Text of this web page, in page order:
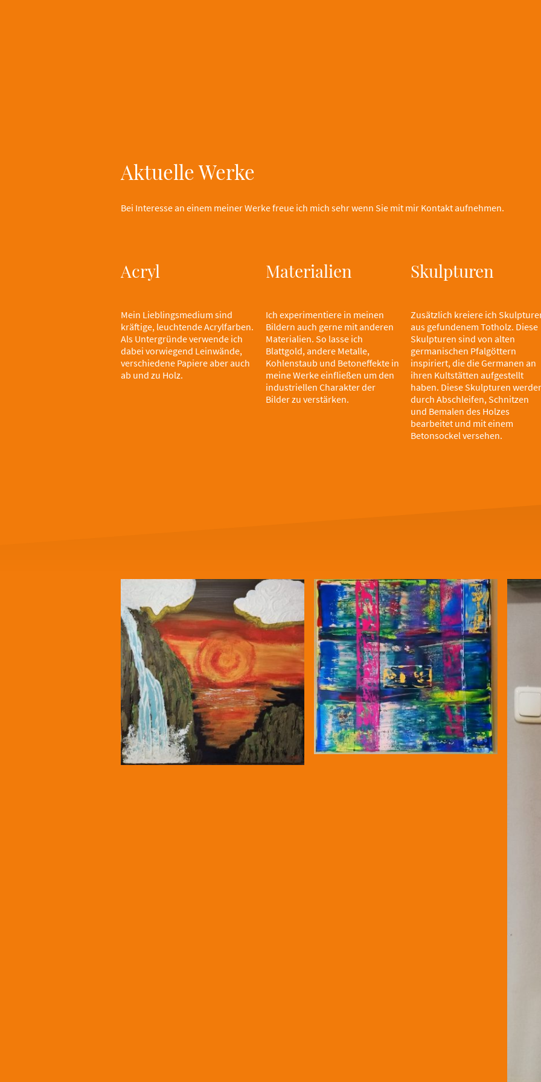
Aktuelle Werke
Bei Interesse an einem meiner Werke freue ich mich sehr wenn Sie mit mir Kontakt aufnehmen.
Acryl
Mein Lieblingsmedium sind
kräftige, leuchtende Acrylfarben.
Als Untergründe verwende ich
dabei vorwiegend Leinwände,
verschiedene Papiere aber auch
ab und zu Holz.
Materialien
Ich experimentiere in meinen
Bildern auch gerne mit anderen
Materialien. So lasse ich
Blattgold, andere Metalle,
Kohlenstaub und Betoneffekte in
meine Werke einfließen um den
industriellen Charakter der
Bilder zu verstärken.
Skulpturen
Zusätzlich kreiere ich
aus gefundenem Totholz. Diese
Skulpturen sind von alten
germanischen Pfalgöttern
inspiriert, die die Germanen an
ihren Kultstätten aufgestellt
haben. Diese Skulpturen
durch Abschleifen, Schnitzen
und Bemalen des Holzes
bearbeitet und mit einem
Betonsockel versehen.